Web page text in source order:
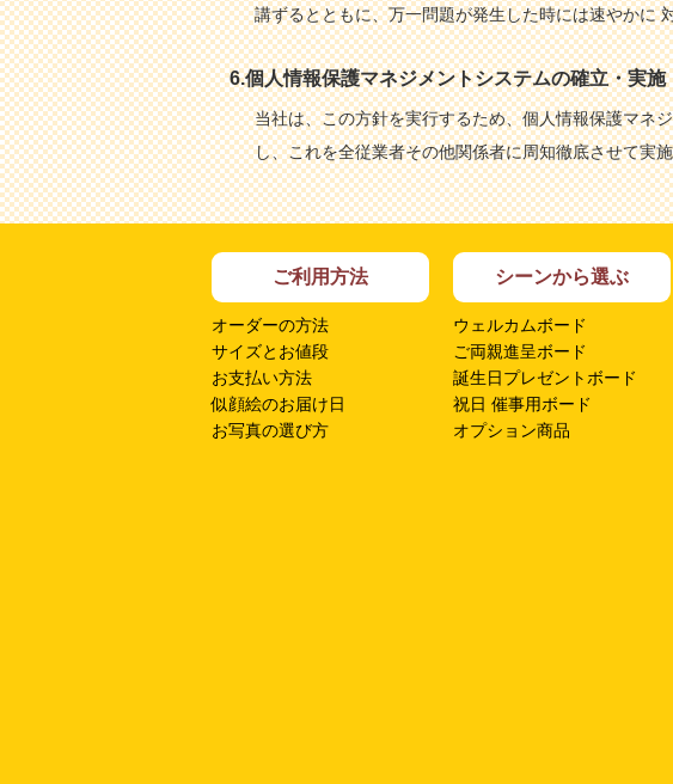
講ずるとともに、万一問題が発生した時には速やかに
6.個人情報保護マネジメントシステムの確立・実施
当社は、この方針を実行するため、個人情報保護マネ
し、これを全従業者その他関係者に周知徹底させて実
ご利用方法
オーダーの方法
サイズとお値段
お支払い方法
似顔絵のお届け日
お写真の選び方
シーンから選ぶ
ウェルカムボード
ご両親進呈ボード
誕生日プレゼントボード
祝日 催事用ボード
オプション商品